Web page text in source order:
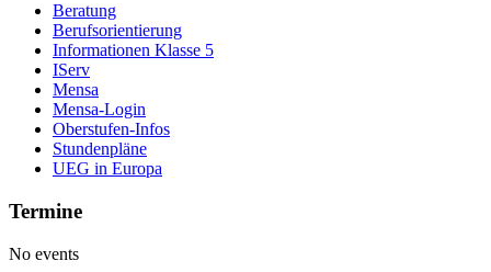
Beratung
Berufsorientierung
Informationen Klasse 5
IServ
Mensa
Mensa-Login
Oberstufen-Infos
Stundenpläne
UEG in Europa
Termine
No events